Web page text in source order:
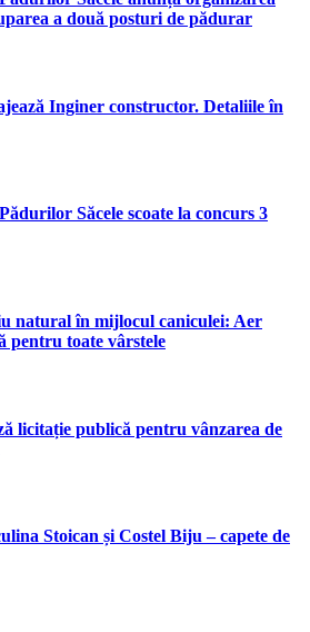
a două posturi de pădurar
Inginer constructor. Detaliile în
Săcele scoate la concurs 3
natural în mijlocul caniculei: Aer
pentru toate vârstele
licitație publică pentru vânzarea de
Stoican și Costel Biju – capete de